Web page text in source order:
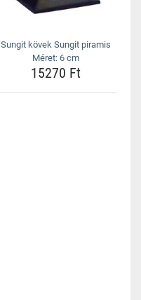
Sungit kövek Sungit piramis
Méret: 6 cm
15270 Ft